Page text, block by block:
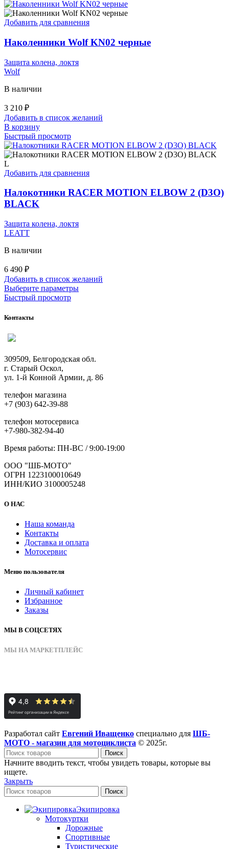
Добавить для сравнения
Наколенники Wolf KN02 черные
Защита колена, локтя
Wolf
В наличии
3 210 ₽
Добавить в список желаний
В корзину
Быстрый просмотр
L
Добавить для сравнения
Налокотники RACER MOTION ELBOW 2 (D3O)
BLACK
Защита колена, локтя
LEATT
В наличии
6 490 ₽
Добавить в список желаний
Выберите параметрыЭтот
на
товара.
Быстрый просмотр
Контакты
309509, Белгородская обл.
г. Старый Оскол,
ул. 1-й Конной Армии, д. 86
телефон магазина
+7 (903) 642-39-88
телефон мотосервиса
+7-980-382-94-40
Время работы: ПН-ВС / 9:00-19:00
ООО "ШБ-МОТО"
ОГРН 1223100010649
ИНН/КИО 3100005248
О НАС
Наша команда
Контакты
Доставка и оплата
Мотосервис
Меню пользователя
Личный кабинет
Избранное
Заказы
МЫ В СОЦСЕТЯХ
МЫ НА МАРКЕТПЛЕЙС
Разработал сайт Евгений Иващенко специально для ШБ-
МОТО - магазин для мотоциклиста © 2025г.
Поиск
Начните вводить текст, чтобы увидеть товары, которые вы
ищете.
Закрыть
Поиск
Экипировка
Мотокуртки
Дорожные
Спортивные
Туристические